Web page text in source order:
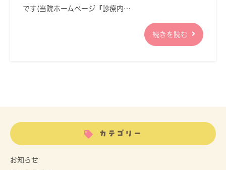
です(当院ホームページ『診療内…
続きを読む
カテゴリー
お知らせ